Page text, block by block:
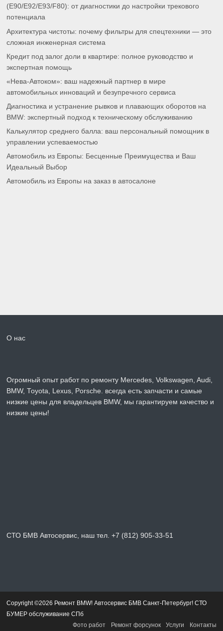
(E90/E92/E93/F80): от диагностики до настройки трекового
потенциала
Архитектура чистоты: почему фильтры для спецтехники — это
сложная инженерная система
Кредит под залог доли в квартире: полное руководство и
экспертная помощь
«Нева-Автоком»: ваш надежный партнер в мире
автомобильных инноваций и безупречного сервиса
Диагностика и устранение рывков и плавающих оборотов на
BMW: экспертный подход к техническому обслуживанию
Калькулятор среднего балла: ваш персональный помощник в
управлении успеваемостью
Автомобиль из Европы: Бесценные Преимущества и Ваш
Идеальный Выбор
Автомобиль из Европы на заказ в автосалоне
О нас
Огромный опыт работ по ремонту Mercedes, Volkswagen, Audi,
BMW, Toyota, Lexus, Porsche. всегда есть запчасти и самые
низкие цены для владельцев BMW, мы гарантируем качество и
низкие цены!
СТО БМВ Автосервис, наш тел. +7 (812) 905-33-51
Copyright ©2026 Ремонт BMW! Автосервис БМВ Санкт-Петербург! СТО
БУМЕР обслуживание СПб
Фото работ
Ремонт форсунок Услуги Контакты